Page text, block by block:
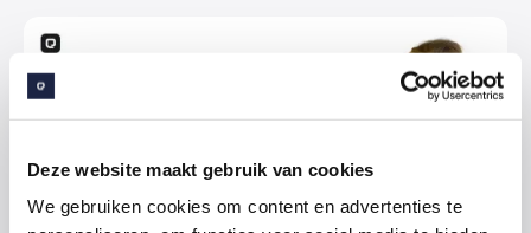
Deze website maakt gebruik van cookies
We gebruiken cookies om content en advertenties te